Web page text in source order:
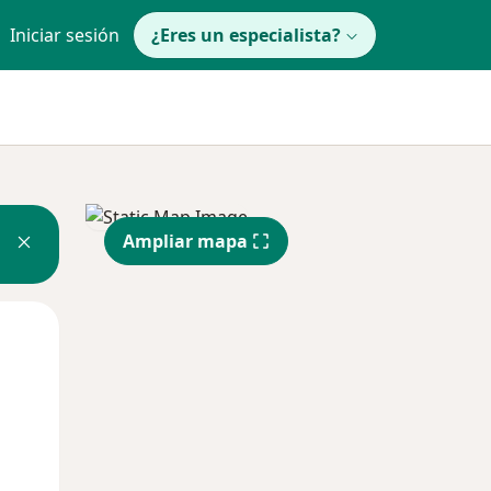
Iniciar sesión ¿Eres un especialista?
Ampliar mapa